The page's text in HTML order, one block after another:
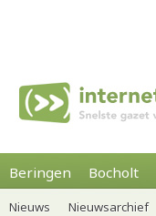
Beringen Bocholt
Nieuws Nieuwsarchief